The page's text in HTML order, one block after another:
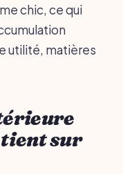
chic, ce qui
utilité, matières
sur